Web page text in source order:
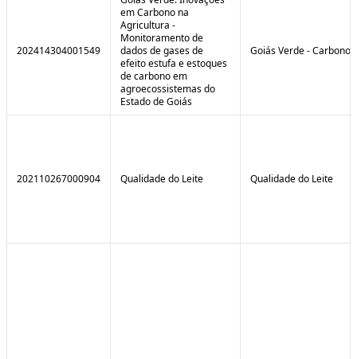
202414304001549
em Carbono na
Agricultura -
Monitoramento de
dados de gases de
efeito estufa e estoques
de carbono em
agroecossistemas do
Estado de Goiás
Goiás Verde - Carbono
202110267000904 Qualidade do Leite Qualidade do Leite